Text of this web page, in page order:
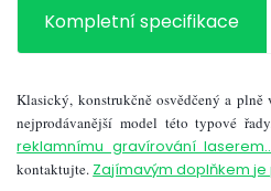
Kompletní specifikace
Klasický, konstrukčně osvědčený a plně
nejprodávanější model této typové
reklamnímu gravírování
kontaktujte. Zajímavým doplňkem